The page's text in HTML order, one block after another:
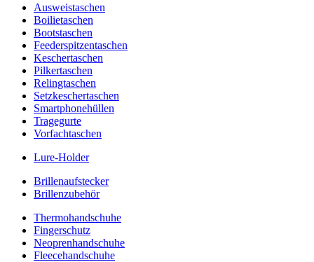
Ausweistaschen
Boilietaschen
Bootstaschen
Feederspitzentaschen
Keschertaschen
Pilkertaschen
Relingtaschen
Setzkeschertaschen
Smartphonehüllen
Tragegurte
Vorfachtaschen
Lure-Holder
Brillenaufstecker
Brillenzubehör
Thermohandschuhe
Fingerschutz
Neoprenhandschuhe
Fleecehandschuhe